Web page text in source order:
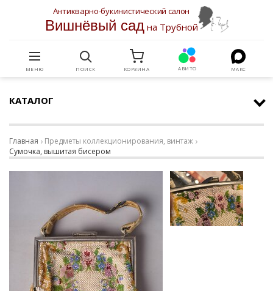
Антикварно-букинистический салон
Вишнёвый садна Трубной
МЕНЮ ПОИСК КОРЗИНА АВИТО МАКС
КАТАЛОГ
Главная
Предметы коллекционирования, винтаж
Сумочка, вышитая бисером